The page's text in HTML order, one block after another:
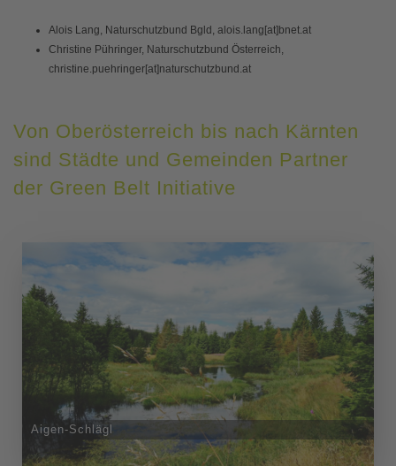
Alois Lang, Naturschutzbund Bgld, alois.lang[at]bnet.at
Christine Pühringer, Naturschutzbund Österreich,
christine.puehringer[at]naturschutzbund.at
Von Oberösterreich bis nach Kärnten
sind Städte und Gemeinden Partner
der Green Belt Initiative
Aigen-Schlägl